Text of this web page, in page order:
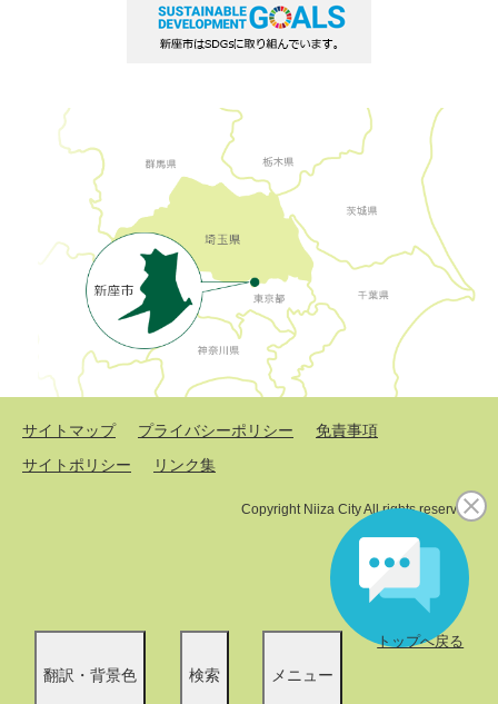
翻訳・背景色 検索 メニュー
トップへ戻る
サイトマップ プライバシーポリシー
免責事項
サイトポリシー
リンク集
Copyright Niiza City All rights reserved.